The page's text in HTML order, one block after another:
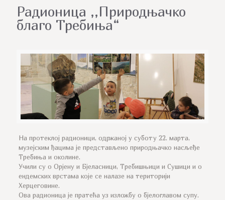
Радионица ,,Природњачко
благо Требиња“
На протеклој радионици, одржаној у суботу 22. марта,
музејским ђацима је представљено природњачко насљеђе
Требиња и околине.
Учили су о Орјену и Бјеласници, Требишњици и Сушици и о
ендемских врстама које се налазе на територији
Херцеговине.
Ова радионица је пратећа уз изложбу о бјелоглавом супу.